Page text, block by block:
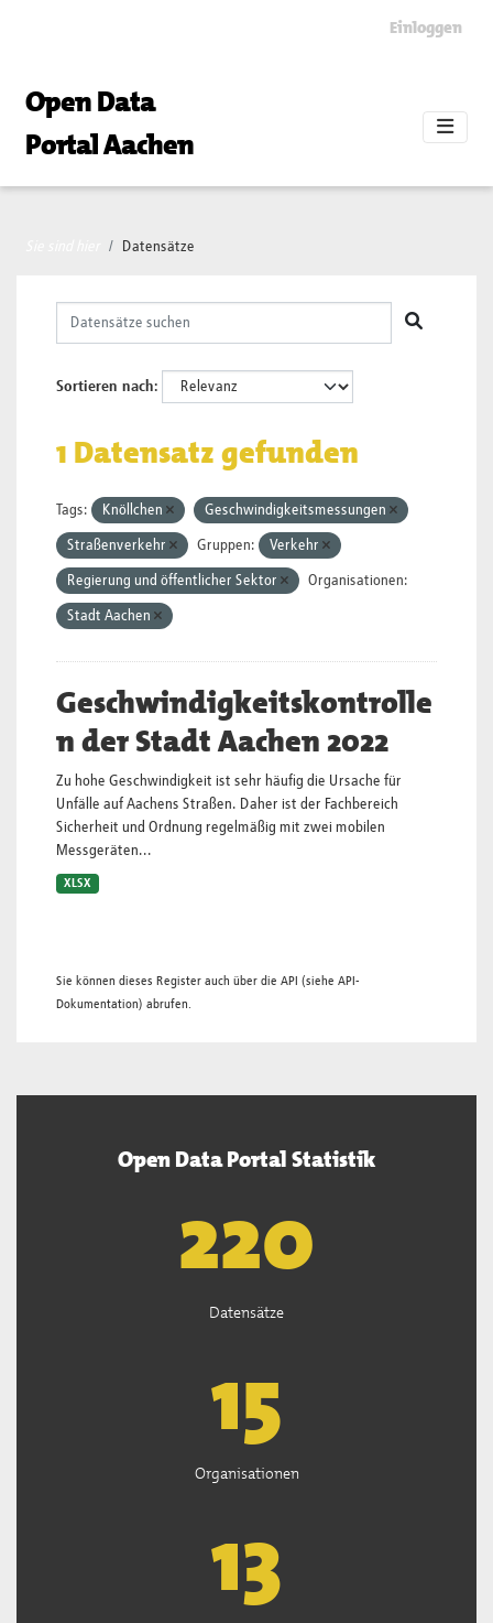
Einloggen
Open Data
Portal Aachen
Datensätze
Sortieren nach
1 Datensatz gefunden
Tags: Knöllchen Geschwindigkeitsmessungen
Straßenverkehr Gruppen: Verkehr
Regierung und öffentlicher Sektor Organisationen:
Stadt Aachen
Geschwindigkeitskontrolle
n der Stadt Aachen 2022
Zu hohe Geschwindigkeit ist sehr häufig die Ursache für
Unfälle auf Aachens Straßen. Daher ist der Fachbereich
Sicherheit und Ordnung regelmäßig mit zwei mobilen
Messgeräten...
XLSX
Sie können dieses Register auch über die API (siehe API-
Dokumentation) abrufen.
Open Data Portal Statistik
222
Datensätze
15
Organisationen
13